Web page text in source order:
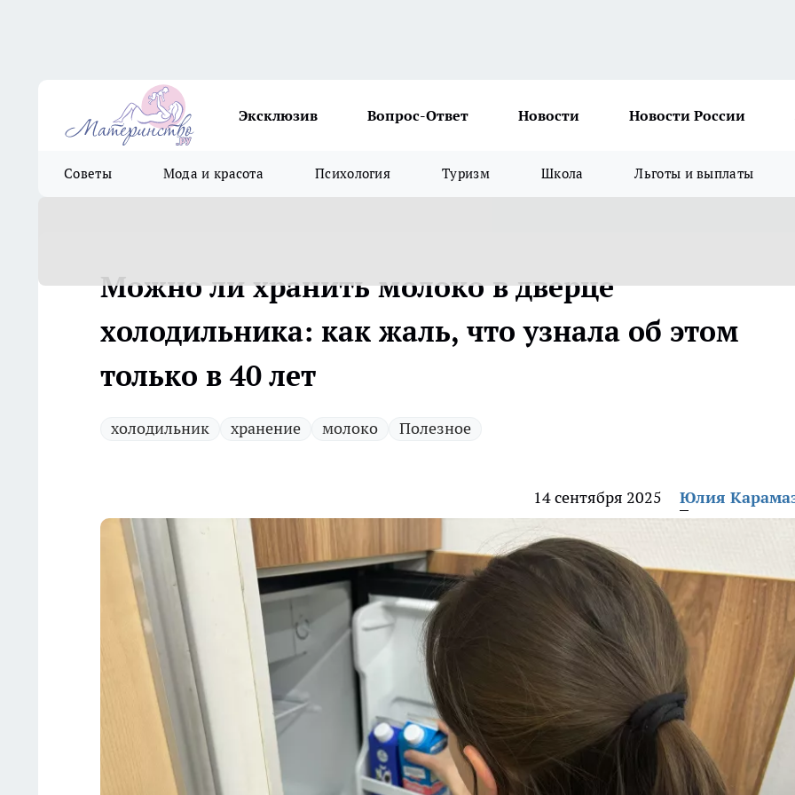
Эксклюзив Вопрос-Ответ Новости Новости России
Советы Мода и красота Психология Туризм Школа Льготы и выплаты
Можно ли хранить молоко в дверце
холодильника: как жаль, что узнала об этом
только в 40 лет
холодильник хранение молоко Полезное
14 сентября 2025 Юлия